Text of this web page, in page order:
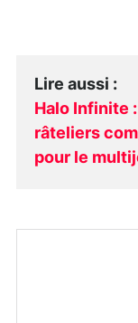
Lire aussi :
Halo Infinite
râteliers
pour le